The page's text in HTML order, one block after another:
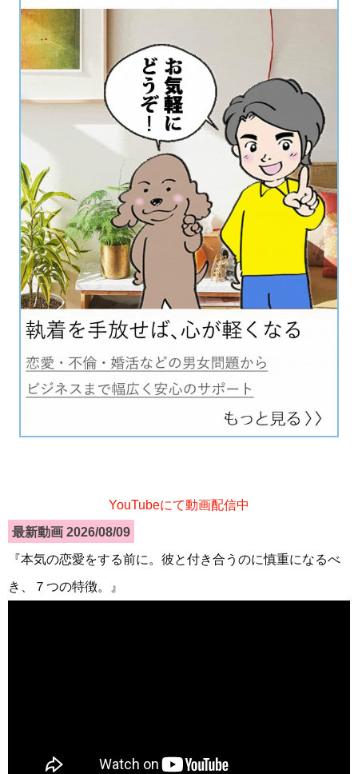
YouTubeにて動画配信中
最新動画 2026/08/09
『本気の恋愛をする前に。彼と付き合うのに慎重になるべ
き、７つの特徴。』